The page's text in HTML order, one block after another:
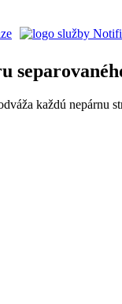
každú nepárnu